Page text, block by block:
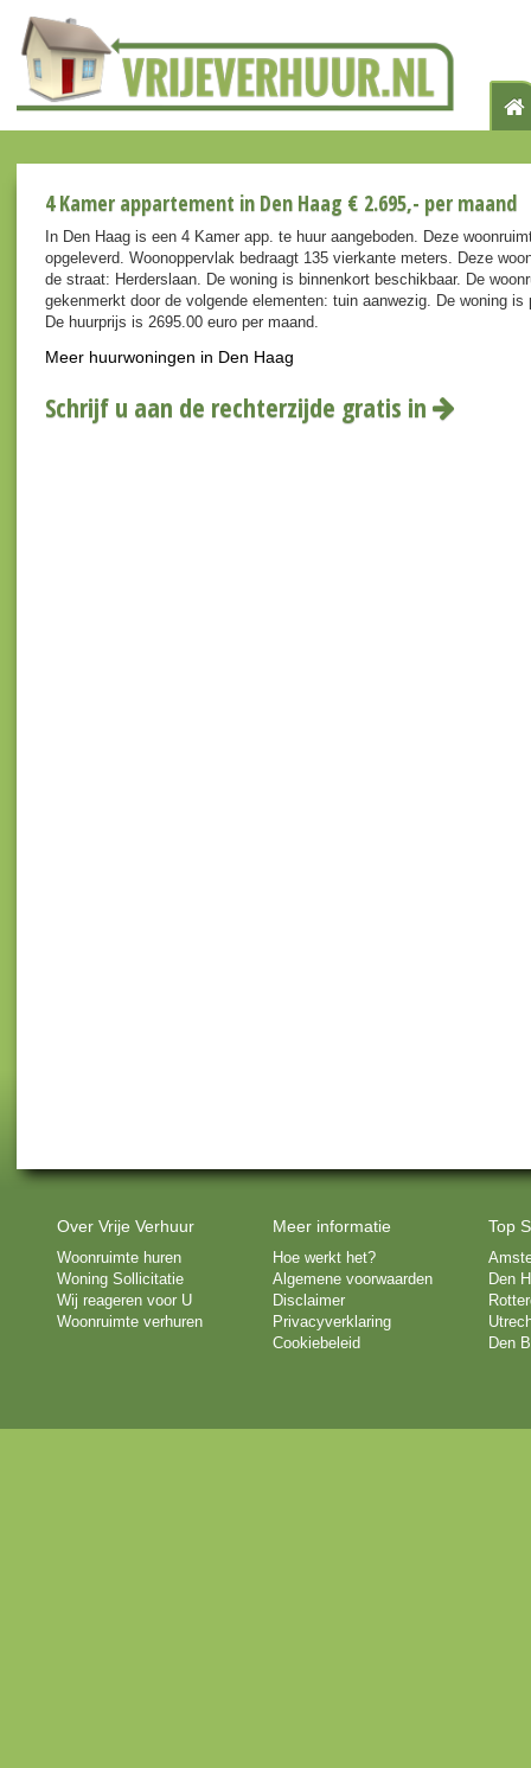
4 Kamer appartement in Den Haag € 2.695,- per maand
In Den Haag is een 4 Kamer app. te huur aangeboden. Deze
opgeleverd. Woonoppervlak bedraagt 135 vierkante meters. Deze
de straat: Herderslaan. De woning is binnenkort beschikbaar. De
gekenmerkt door de volgende elementen: tuin aanwezig. De woning is
De huurprijs is 2695.00 euro per maand.
Meer huurwoningen in Den Haag
Schrijf u aan de rechterzijde gratis in
Over Vrije Verhuur
Woonruimte huren
Woning Sollicitatie
Wij reageren voor U
Woonruimte verhuren
Meer informatie
Hoe werkt het?
Algemene voorwaarden
Disclaimer
Privacyverklaring
Cookiebeleid
Top
Den
Den